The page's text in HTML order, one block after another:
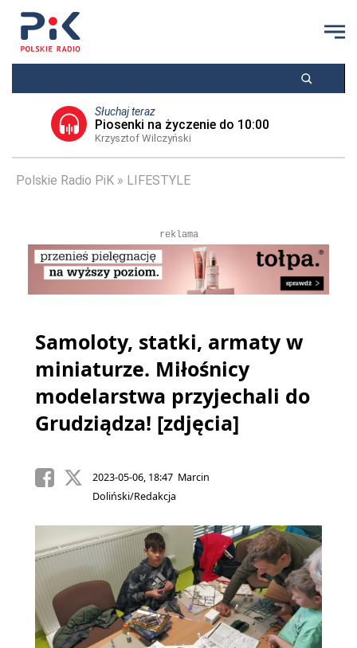
Słuchaj teraz
Piosenki na życzenie do 10:00
Krzysztof Wilczyński
Polskie Radio PiK LIFESTYLE
reklama
Samoloty, statki, armaty w
miniaturze. Miłośnicy
modelarstwa przyjechali do
Grudziądza! [zdjęcia]
2023-05-06, 18:47 Marcin
Doliński/Redakcja